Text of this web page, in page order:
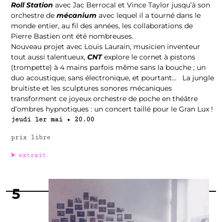
Roll Station avec Jac Berrocal et Vince Taylor jusqu’à son
orchestre demécanium avec lequel il a tourné dans le
monde entier, au fil des années, les collaborations de
Pierre Bastien ont été nombreuses.
Nouveau projet avec Louis Laurain, musicien inventeur
tout aussi talentueux,CNTexplore le cornet à pistons
(trompette) à 4 mains parfois même sans la bouche ; un
duo acoustique, sans électronique, et pourtant… La jungle
bruitiste et les sculptures sonores mécaniques
transforment ce joyeux orchestre de poche en théâtre
d’ombres hypnotiques : un concert taillé pour le Gran Lux !
jeudi 1er mai • 20.00
prix libre
᚛ extrait
5